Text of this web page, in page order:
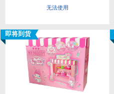
无法使用
即将到货